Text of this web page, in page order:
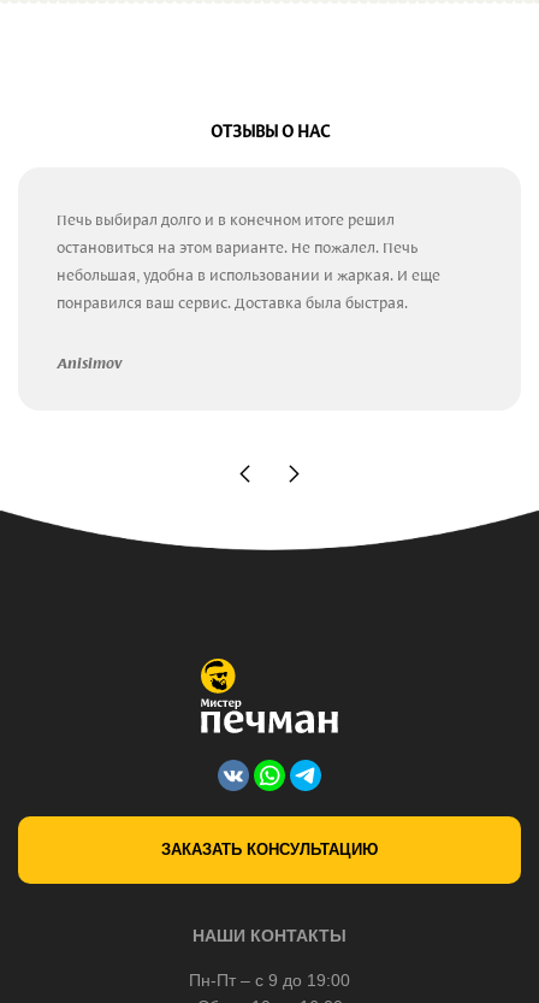
ОТЗЫВЫ О НАС
Печь выбирал долго и в конечном итоге решил
остановиться на этом варианте. Не пожалел. Печь
небольшая, удобна в использовании и жаркая. И еще
понравился ваш сервис. Доставка была быстрая.
Anisimov
ЗАКАЗАТЬ КОНСУЛЬТАЦИЮ
НАШИ КОНТАКТЫ
Пн-Пт – с 9 до 19:00